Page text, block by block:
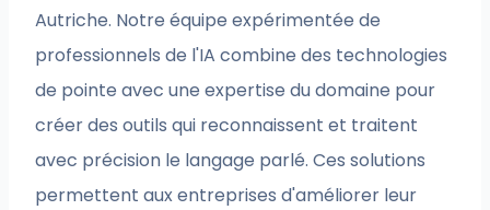
Autriche. Notre équipe expérimentée de
professionnels de l'IA combine des technologies
de pointe avec une expertise du domaine pour
créer des outils qui reconnaissent et traitent
avec précision le langage parlé. Ces solutions
permettent aux entreprises d'améliorer leur